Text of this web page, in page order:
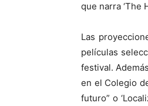
que narra ‘The
Las
películas
festival.
en el Colegio
futuro” o